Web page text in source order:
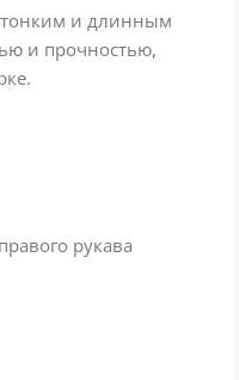
тонким и длинным
и прочностью,
рукава